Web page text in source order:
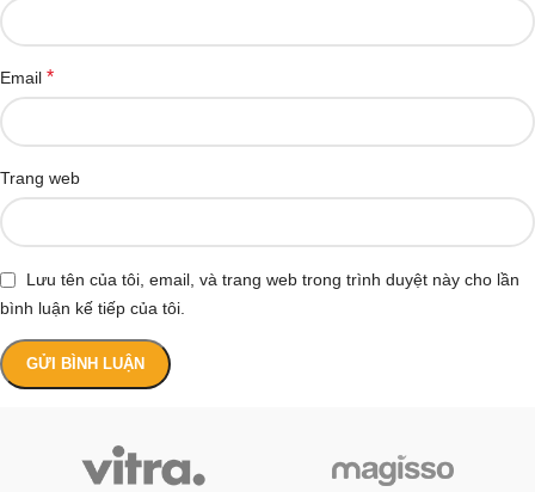
Email *
Trang web
Lưu tên của tôi, email, và trang web trong trình duyệt này cho lần
bình luận kế tiếp của tôi.